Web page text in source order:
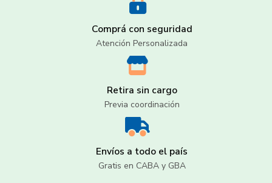
Comprá con seguridad
Atención Personalizada
Retira sin cargo
Previa coordinación
Envíos a todo el país
Gratis en CABA y GBA